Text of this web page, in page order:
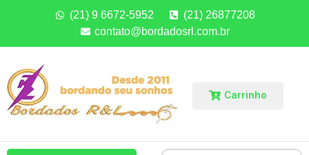
(21) 9 6672-5952
(21) 26877208
contato@bordadosrl.com.br
Carrinho